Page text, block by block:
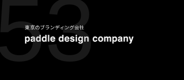
東京のブランディング会社